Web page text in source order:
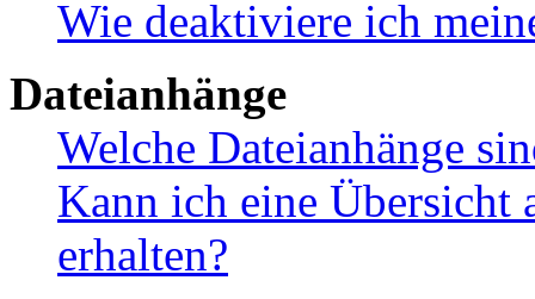
Wie deaktiviere ich
Dateianhänge
Welche Dateianhänge
Kann ich eine Übersicht
erhalten?